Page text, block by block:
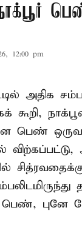
12:00 pm
அதிக
கூறி,
பெண்
புனே